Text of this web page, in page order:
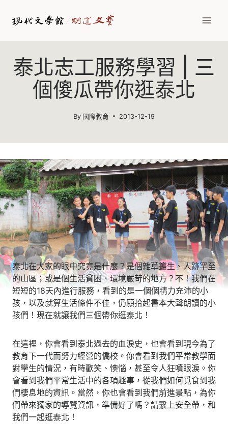
泰北志工服務學習 | 三
個傻瓜帶你逛泰北
By 國際教育 2013-12-19
泰北在大家的眼中究竟是什麼？是個雜草叢生、人跡罕至
的山區；或是個生活貧困、環境嚴苛的地方？不！我們在
短短的18天內進行服務，看到的是一個個精力充沛的小
孩，以及就算生活條件不佳，仍願拾起書本大聲朗讀的小
孩們！現在就讓我們三個帶你逛泰北！
在這裡，你會看到泰北過去的血淚史，也會看到現今為了
教育下一代而努力經營的僑校。你會看到我們平常教學面
對學生的情況，有時歡笑、懊惱，甚至令人狂噴眼淚。你
會看到我們平常生活中的各項趣事，從我們如何覓食到我
們棲息地的資訊。當然，你也會看到我們前進景點，為你
們帶來獨家的導覽資訊，準備好了嗎？請繫上安全帶，和
我們一起逛泰北！